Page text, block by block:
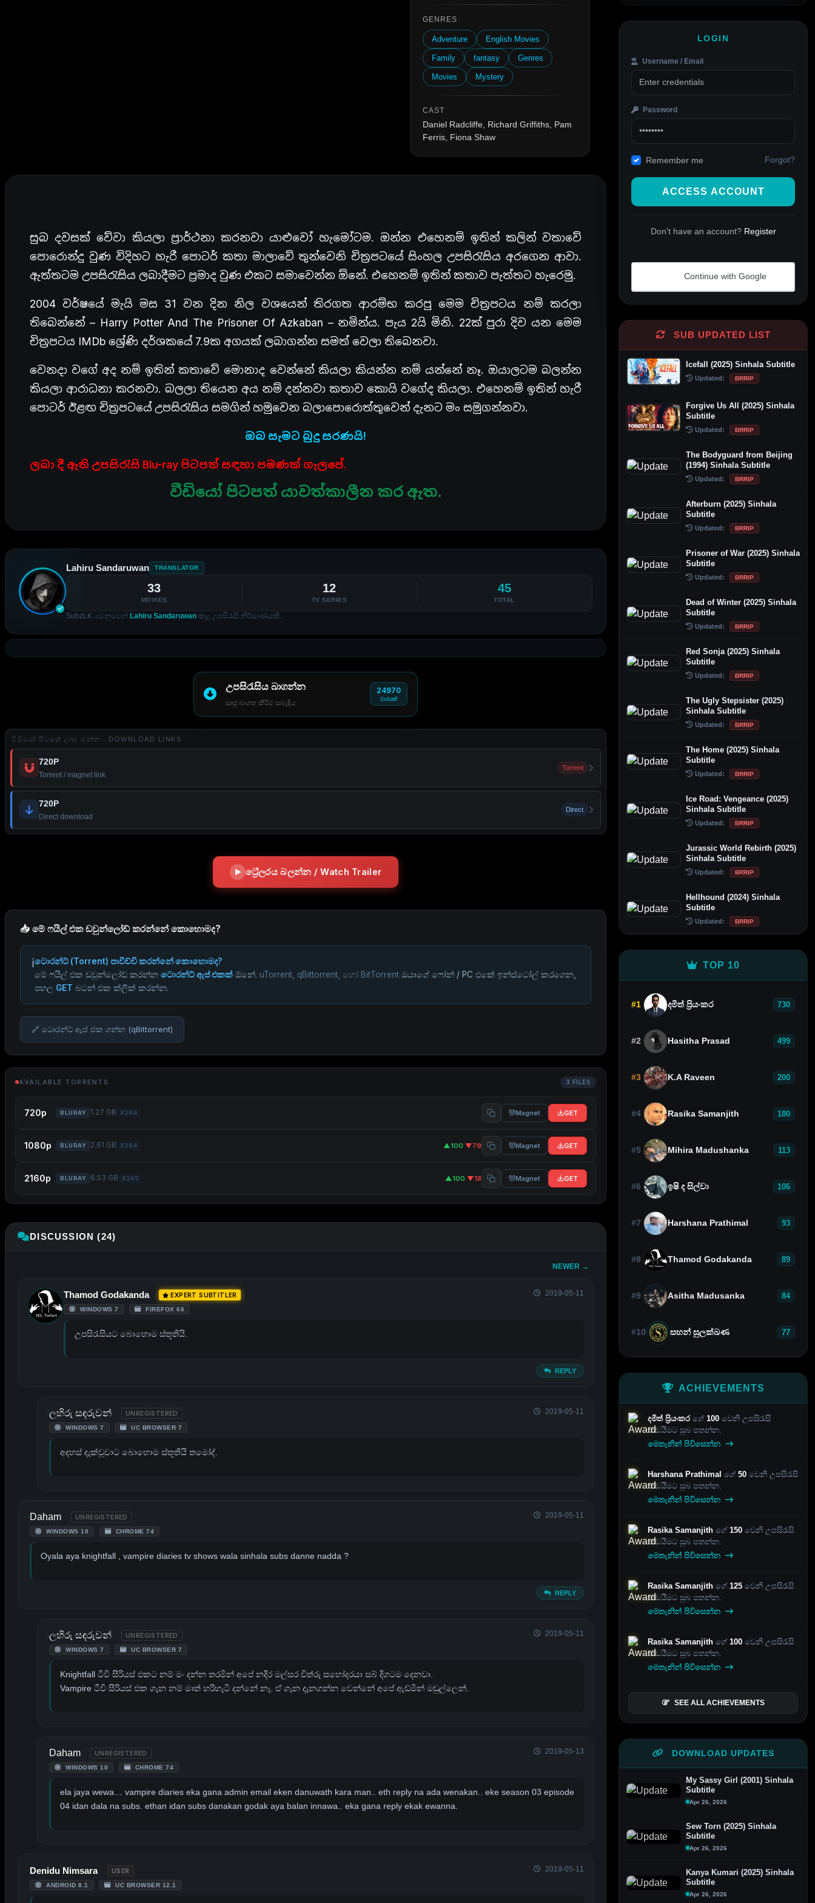
GENRES
Adventure English Movies
Family fantasy Genres
Movies Mystery
CAST
Daniel Radcliffe, Richard Griffiths, Pam
Ferris, Fiona Shaw
සුබ දවසක් වේවා කියලා ප්‍රාර්ථනා කරනවා යාළුවෝ හැමෝටම. ඔන්න එහෙනම් ඉතින් කලින් වතාවේ
පොරොන්දු වුණ විදිහට හැරී පොටර් කතා මාලාවේ තුන්වෙනි චිත්‍රපටයේ සිංහල උපසිරැසිය අරගෙන ආවා.
ඇත්තටම උපසිරැසිය ලබාදීමට ප්‍රමාද වුණ එකට සමාවෙන්න ඕනේ. එහෙනම් ඉතින් කතාව පැත්තට හැරෙමු.
2004 වර්ෂයේ මැයි මස 31 වන දින නිල වශයෙන් තිරගත ආරම්භ කරපු මෙම චිත්‍රපටය නම් කරලා
තිබෙන්නේ – Harry Potter And The Prisoner Of Azkaban – නමින්ය. පැය 2යි මිනි. 22ක් පුරා දිව යන මෙම
චිත්‍රපටය IMDb ශ්‍රේණි දර්ශකයේ 7.9ක අගයක් ලබාගන්න සමත් වෙලා තිබෙනවා.
වෙනදා වගේ අද නම් ඉතින් කතාවේ මොනාද වෙන්නේ කියලා කියන්න නම් යන්නේ නෑ. ඔයාලටම බලන්න
කියලා ආරාධනා කරනවා. බලලා තියෙන අය නම් දන්නවා කතාව කොයි වගේද කියලා. එහෙනම් ඉතින් හැරී
පොටර් ඊළඟ චිත්‍රපටයේ උපසිරැසිය සමගින් හමුවෙන බලාපොරොත්තුවෙන් දැනට මං සමුගන්නවා.
ඔබ සැමට බුදු සරණයි!
ලබා දී ඇති උපසිරැසි Blu-ray පිටපත් සඳහා පමණක් ගැලපේ.
වීඩියෝ පිටපත් යාවත්කාලීන කර ඇත.
Lahiru Sandaruwan TRANSLATOR
33
MOVIES
12
TV SERIES
45
TOTAL
SubzLK වෙනුවෙන් Lahiru Sandaruwan කළ උපසිරැසි නිර්මාණයකි.
උපසිරැසිය බාගන්න
සෘජු බාගත කිරීම් සබැඳිය
24970
වාරයක්
වීඩියෝ පිටපත් ලබා ගන්න . DOWNLOAD LINKS
720P
Torrent / magnet link
Torrent
720P
Direct download
Direct
ට්‍රේලරය බලන්න / Watch Trailer
📥 මේ ෆයිල් එක ඩවුන්ලෝඩ් කරන්නේ කොහොමද?
ℹ️ටොරන්ට් (Torrent) පාවිච්චි කරන්නේ කොහොමද?
මේ ෆයිල් එක ඩවුන්ලෝඩ් කරන්න ටොරන්ට් ඇප් එකක්ඕනේ. uTorrent, qBittorrent, හෝ BitTorrentඔයාගේ ෆෝන් / PC එකේ ඉන්ස්ටෝල් කරගෙන,
පහල GET බටන් එක ක්ලික් කරන්න.
🔗 ටොරන්ට් ඇප් එක ගන්න (qBittorrent)
AVAILABLE TORRENTS 3 FILES
720p BLURAY 1.27 GB X264 Magnet GET
1080p BLURAY 2.61 GB X264 ▲100·▼79 Magnet GET
2160p BLURAY 6.53 GB X265 ▲100·▼18 Magnet GET
DISCUSSION (24)
NEWER →
Thamod Godakanda EXPERT SUBTITLER
WINDOWS 7 FIREFOX 66
2019-05-11
උපසිරැසියට බොහොම ස්තූතියි.
REPLY
ලහිරු සඳරුවන් UNREGISTERED
WINDOWS 7 UC BROWSER 7
2019-05-11
අදහස් දැක්වූවාට බොහොම ස්තූතියි තමෝද්.
Daham UNREGISTERED
WINDOWS 10 CHROME 74
2019-05-11
Oyala aya knightfall , vampire diaries tv shows wala sinhala subs danne nadda ?
REPLY
ලහිරු සඳරුවන් UNREGISTERED
WINDOWS 7 UC BROWSER 7
2019-05-11
Knightfall ටීවි සීරියස් එකට නම් මං දන්න තරමින් අපේ නදීර මල්සර චිත්රූ සහෝදරයා සබ් දිගටම දෙනවා.
Vampire ටීවි සීරියස් එක ගැන නම් මාත් හරිහැටි දන්නේ නෑ. ඒ ගැන දැනගන්න වෙන්නේ අපේ ඇඩ්මින් මඩුල්ලෙන්.
Daham UNREGISTERED
WINDOWS 10 CHROME 74
2019-05-13
ela jaya wewa… vampire diaries eka gana admin email eken danuwath kara man.. eth reply na ada wenakan.. eke season 03 episode
04 idan dala na subs. ethan idan subs danakan godak aya balan innawa.. eka gana reply ekak ewanna.
Denidu Nimsara USER
ANDROID 8.1 UC BROWSER 12.1
2019-05-11
LOGIN
Username / Email
Password
Remember me Forgot?
ACCESS ACCOUNT
Don't have an account? Register
Continue with Google
SUB UPDATED LIST
Icefall (2025) Sinhala Subtitle
Updated: BRRIP
Forgive Us All (2025) Sinhala
Subtitle
Updated: BRRIP
The Bodyguard from Beijing
(1994) Sinhala Subtitle
Updated: BRRIP
Afterburn (2025) Sinhala
Subtitle
Updated: BRRIP
Prisoner of War (2025) Sinhala
Subtitle
Updated: BRRIP
Dead of Winter (2025) Sinhala
Subtitle
Updated: BRRIP
Red Sonja (2025) Sinhala
Subtitle
Updated: BRRIP
The Ugly Stepsister (2025)
Sinhala Subtitle
Updated: BRRIP
The Home (2025) Sinhala
Subtitle
Updated: BRRIP
Ice Road: Vengeance (2025)
Sinhala Subtitle
Updated: BRRIP
Jurassic World Rebirth (2025)
Sinhala Subtitle
Updated: BRRIP
Hellhound (2024) Sinhala
Subtitle
Updated: BRRIP
TOP 10
#1 දමිත් ප්‍රියංකර 730
#2 Hasitha Prasad 499
#3 K.A Raveen 200
#4 Rasika Samanjith 180
#5 Mihira Madushanka 113
#6 ඉෂි ද සිල්වා 106
#7 Harshana Prathimal 93
#8 Thamod Godakanda 89
#9 Asitha Madusanka 84
#10 සහන් සුලක්ඛණ 77
ACHIEVEMENTS
දමිත් ප්‍රියංකර ගේ 100 වෙනි උපසිරැසි
කඩයීමට සුබ පතන්න.
මෙතැනින් පිවිසෙන්න
Harshana Prathimal ගේ 50 වෙනි උපසිරැසි
කඩයීමට සුබ පතන්න.
මෙතැනින් පිවිසෙන්න
Rasika Samanjith ගේ 150 වෙනි උපසිරැසි
කඩයීමට සුබ පතන්න.
මෙතැනින් පිවිසෙන්න
Rasika Samanjith ගේ 125 වෙනි උපසිරැසි
කඩයීමට සුබ පතන්න.
මෙතැනින් පිවිසෙන්න
Rasika Samanjith ගේ 100 වෙනි උපසිරැසි
කඩයීමට සුබ පතන්න.
මෙතැනින් පිවිසෙන්න
SEE ALL ACHIEVEMENTS
DOWNLOAD UPDATES
My Sassy Girl (2001) Sinhala
Subtitle
Apr 26, 2026
Sew Torn (2025) Sinhala
Subtitle
Apr 26, 2026
Kanya Kumari (2025) Sinhala
Subtitle
Apr 26, 2026